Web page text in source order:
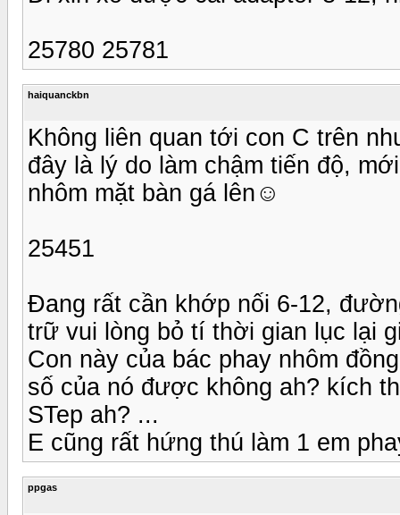
25780 25781
haiquanckbn
Không liên quan tới con C trên
đây là lý do làm chậm tiến độ,
nhôm mặt bàn gá lên☺
25451
Đang rất cần khớp nối 6-12,
trữ vui lòng bỏ tí thời gian lục lại
Con này của bác phay nhôm
số của nó được không ah? kích
STep ah? ...
E cũng rất hứng thú làm 1 em
ppgas